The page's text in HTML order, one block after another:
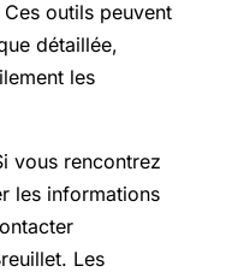
outils peuvent
détaillée,
les
vous rencontrez
les informations
Les